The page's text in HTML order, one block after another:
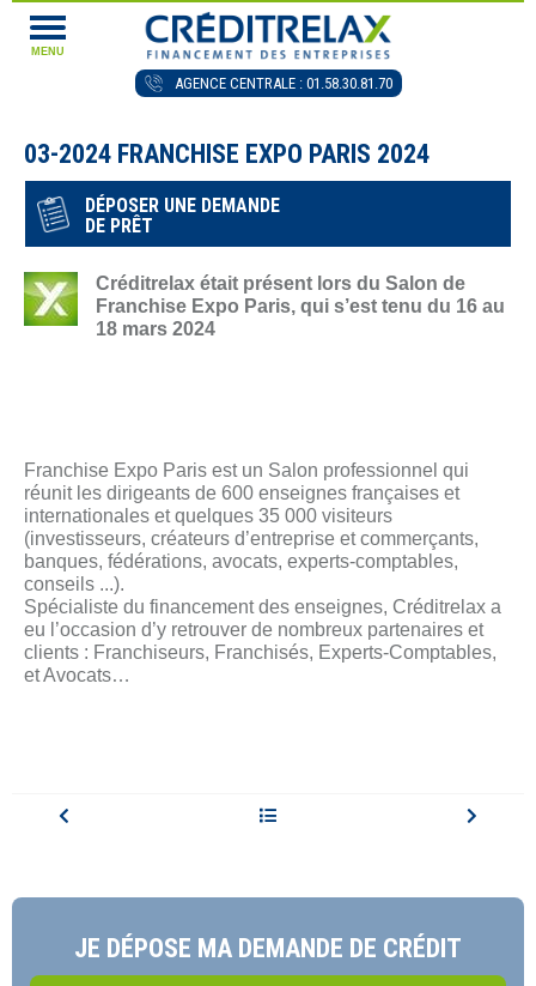
MENU
AGENCE CENTRALE : 01.58.30.81.70
03-2024 FRANCHISE EXPO PARIS 2024
DÉPOSER UNE DEMANDE
DE PRÊT
Créditrelax était présent lors du Salon de
Franchise Expo Paris, qui s’est tenu du 16 au
18 mars 2024
Franchise Expo Paris est un Salon professionnel qui
réunit les dirigeants de 600 enseignes françaises et
internationales et quelques 35 000 visiteurs
(investisseurs, créateurs d’entreprise et commerçants,
banques, fédérations, avocats, experts-comptables,
conseils ...).
Spécialiste du financement des enseignes, Créditrelax a
eu l’occasion d’y retrouver de nombreux partenaires et
clients : Franchiseurs, Franchisés, Experts-Comptables,
et Avocats…
JE DÉPOSE MA DEMANDE DE CRÉDIT